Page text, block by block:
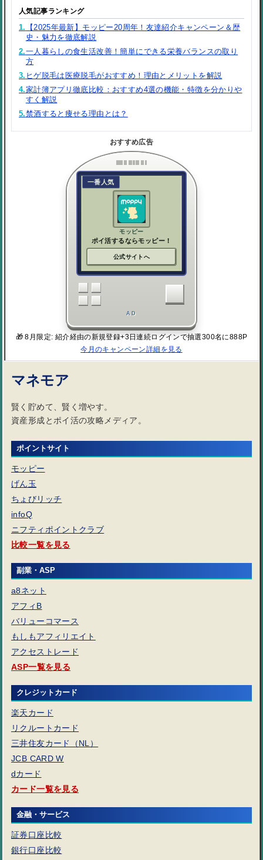
人気記事ランキング
1.
【2025年最新】モッピー20周年！友達紹介キャンペーン＆歴
史・魅力を徹底解説
2.一人暮らしの食生活改善！簡単にできる栄養バランスの取り
方
3. ヒゲ脱毛は医療脱毛がおすすめ！理由とメリットを解説
4.家計簿アプリ徹底比較：おすすめ4選の機能・特徴を分かりや
すく解説
5.禁酒すると痩せる理由とは？
おすすめ広告
一番人気
モッピー
ポイ活するならモッピー！
公式サイトへ
AD
🎁 8月限定: 紹介経由の新規登録+3日連続ログインで抽選300名に888P
今月のキャンペーン詳細を見る
マネモア
賢く貯めて、賢く増やす。
資産形成とポイ活の攻略メディア。
ポイントサイト
モッピー
げん玉
ちょびリッチ
infoQ
ニフティポイントクラブ
比較一覧を見る
副業・ASP
a8ネット
アフィB
バリューコマース
もしもアフィリエイト
アクセストレード
ASP一覧を見る
クレジットカード
楽天カード
リクルートカード
三井住友カード（NL）
JCB CARD W
dカード
カード一覧を見る
金融・サービス
証券口座比較
銀行口座比較